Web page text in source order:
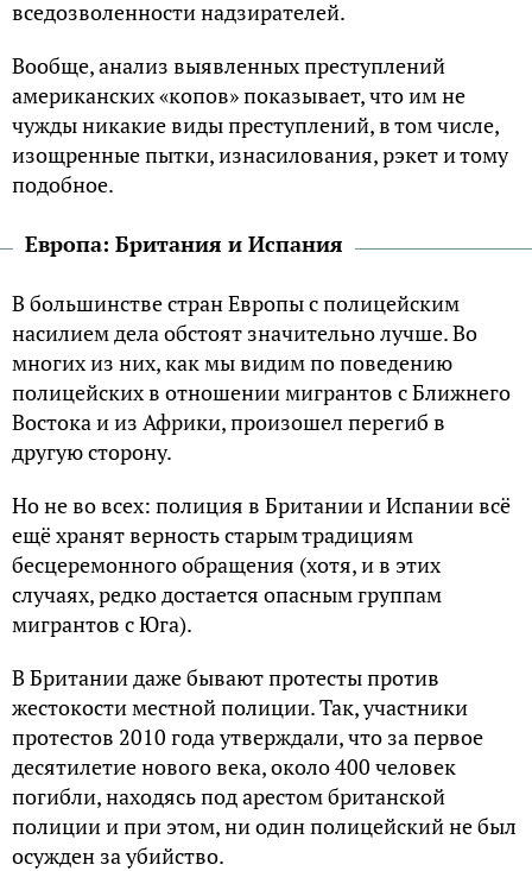
вседозволенности надзирателей.
Вообще, анализ выявленных преступлений
американских «копов» показывает, что им не
чужды никакие виды преступлений, в том числе,
изощренные пытки, изнасилования, рэкет и тому
подобное.
Европа: Британия и Испания
В большинстве стран Европы с полицейским
насилием дела обстоят значительно лучше. Во
многих из них, как мы видим по поведению
полицейских в отношении мигрантов с Ближнего
Востока и из Африки, произошел перегиб в
другую сторону.
Но не во всех: полиция в Британии и Испании всё
ещё хранят верность старым традициям
бесцеремонного обращения (хотя, и в этих
случаях, редко достается опасным группам
мигрантов с Юга).
В Британии даже бывают протесты против
жестокости местной полиции. Так, участники
протестов 2010 года утверждали, что за первое
десятилетие нового века, около 400 человек
погибли, находясь под арестом британской
полиции и при этом, ни один полицейский не был
осужден за убийство.